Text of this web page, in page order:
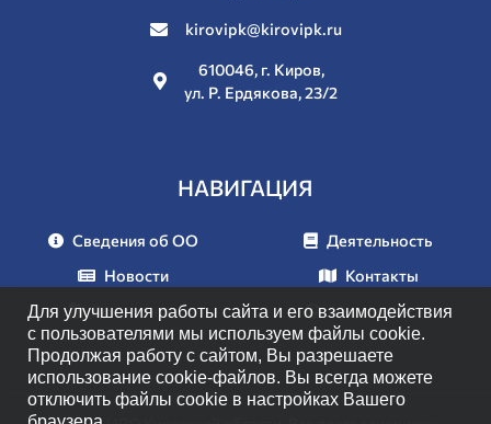
kirovipk@kirovipk.ru
610046, г. Киров,
ул. Р. Ердякова, 23/2
НАВИГАЦИЯ
Сведения об ОО
Новости
Документы
Деятельность
Контакты
Мероприятия
Для улучшения работы сайта и его взаимодействия
с пользователями мы используем файлы cookie.
Продолжая работу с сайтом, Вы разрешаете
использование cookie-файлов. Вы всегда можете
отключить файлы cookie в настройках Вашего